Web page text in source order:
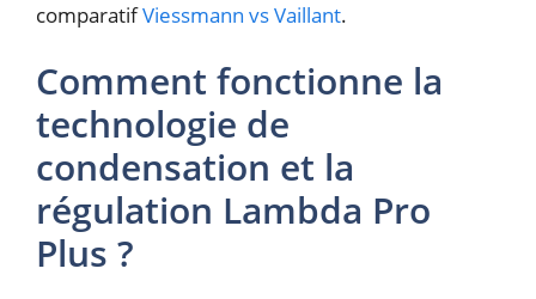
comparatifViessmann vs Vaillant.
Comment fonctionne la
technologie de
condensation et la
régulation Lambda Pro
Plus ?